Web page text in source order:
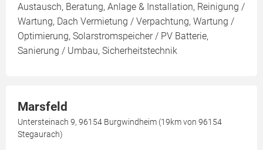
Austausch, Beratung, Anlage & Installation, Reinigung /
Wartung, Dach Vermietung / Verpachtung, Wartung /
Optimierung, Solarstromspeicher / PV Batterie,
Sanierung / Umbau, Sicherheitstechnik
Marsfeld
Untersteinach 9, 96154 Burgwindheim (19km von 96154
Stegaurach)